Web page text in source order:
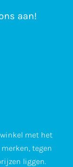
aan!
met het
tegen
liggen.